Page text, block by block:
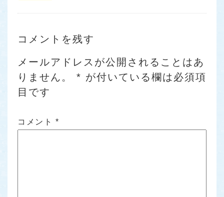
コメントを残す
メールアドレスが公開されることはあ
りません。
* が付いている欄は必須項
目です
コメント *